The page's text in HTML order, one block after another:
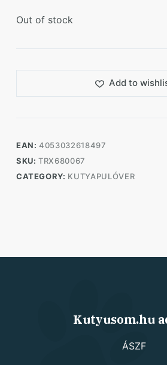
Out of stock
Add to
EAN:4053032618497
SKU:TRX680067
CATEGORY: KUTYAPULÓVER
Kutyusom.hu
ÁSZF